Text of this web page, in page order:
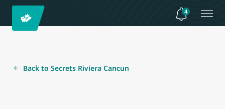
4
Back to Secrets Riviera Cancun